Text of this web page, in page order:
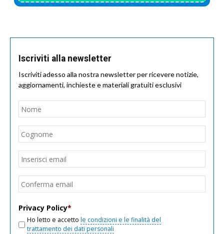
Iscriviti alla newsletter
Iscriviti adesso alla nostra newsletter per ricevere notizie,
aggiornamenti, inchieste e materiali gratuiti esclusivi
Nome
Email
Privacy Policy*
Ho letto e accetto le condizioni e le finalità del
trattamento dei dati personali